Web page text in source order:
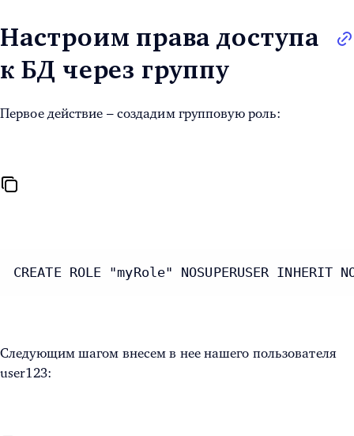
Настроим права доступа
к БД через группу
Первое действие – создадим групповую роль:
CREATE ROLE "myRole" NOSUPERUSER INHERIT
Следующим шагом внесем в нее нашего пользователя
user123: